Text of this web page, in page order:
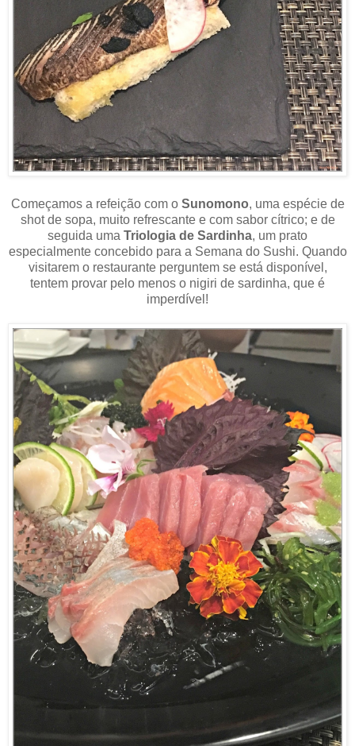
Começamos a refeição com o Sunomono, uma espécie de
shot de sopa, muito refrescante e com sabor cítrico; e de
seguida uma Triologia de Sardinha, um prato
especialmente concebido para a Semana do Sushi. Quando
visitarem o restaurante perguntem se está disponível,
tentem provar pelo menos o nigiri de sardinha, que é
imperdível!